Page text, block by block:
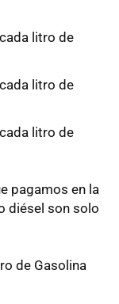
litro de
litro de
litro de
pagamos en la
diésel son solo
de Gasolina